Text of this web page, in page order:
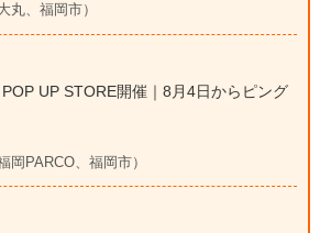
丸、福岡市）
UP STORE開催｜8月4日からピング
PARCO、福岡市）